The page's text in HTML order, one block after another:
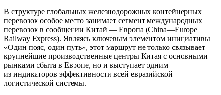
В структуре глобальных железнодорожных контейнерных
перевозок особое место занимает сегмент международных
перевозок в сообщении Китай — Европа (China—Europe
Railway Express). Являясь ключевым элементом инициативы
«Один пояс, один путь», этот маршрут не только связывает
крупнейшие производственные центры Китая с основными
рынками сбыта в Европе, но и выступает одним
из индикаторов эффективности всей евразийской
логистической системы.